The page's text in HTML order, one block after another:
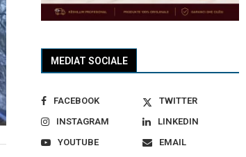
MEDIAT SOCIALE
FACEBOOK
TWITTER
INSTAGRAM
LINKEDIN
YOUTUBE
EMAIL